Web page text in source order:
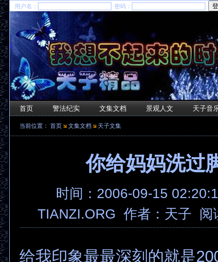
用户名： 密码：
首页 警法纪实 文集文档 景观人文 天子音
当前位置： 首页 文集文档 天子文集
你给妈妈洗过
时间：2006-09-15
TIANZI.ORG 作者：天子 阅
给我印象最最深刻的就是